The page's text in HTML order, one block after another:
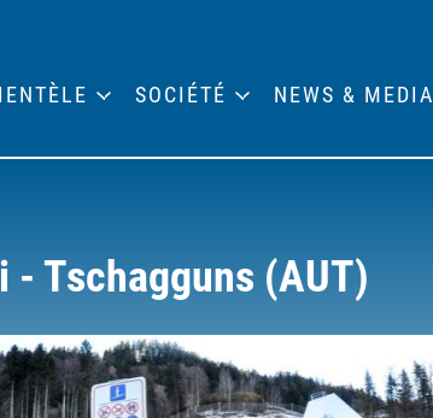
- Tschagguns (AUT)
SOCIÉTÉ NEWS & MEDIA